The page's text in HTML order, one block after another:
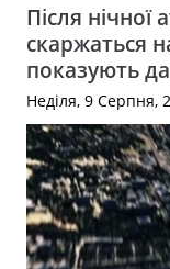
Після
скаржаться
показують
Неділя, 9 Серпня,